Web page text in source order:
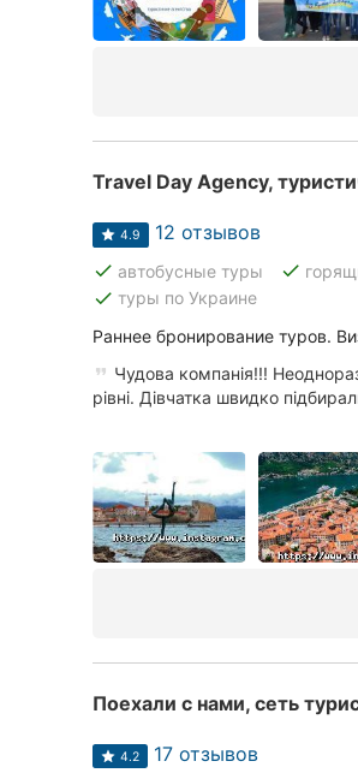
Карпаты
Travel Day Agency,
4.9 12 отзывов
done автобусные туры done
done туры по Украине
Раннее бронирование туров.
Чудова компанія!!!
рівні. Дівчатка швидко
Поехали с нами, сеть
4.2 17 отзывов